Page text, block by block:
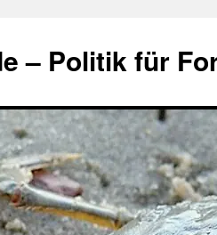
– Politik für